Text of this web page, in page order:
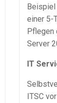
Beispiel
einer 5-
Pflegen
Server
IT
ITSC